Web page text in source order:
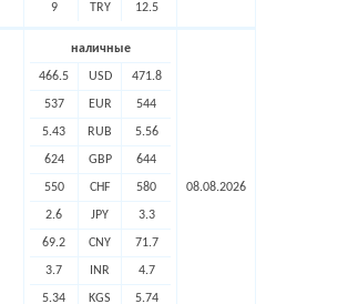
9 TRY 12.5
наличные
466.5 USD 471.8
537 EUR 544
5.43 RUB 5.56
624 GBP 644
550 CHF 580
2.6 JPY 3.3
69.2 CNY 71.7
3.7 INR 4.7
5.34 KGS 5.74
08.08.2026